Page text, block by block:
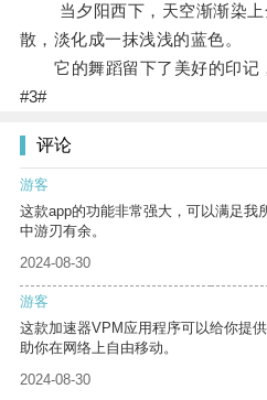
当夕阳西下，天空渐渐染上
散，淡化成一抹浅浅的蓝色。
它的舞蹈留下了美好的印记
#3#
评论
游客
这款app的功能非常强大，可以满足我
中游刃有余。
2024-08-30
游客
这款加速器VPM应用程序可以给你提
助你在网络上自由移动。
2024-08-30